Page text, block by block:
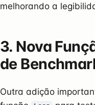
melhorando a
3. Nova
de
Outra adição